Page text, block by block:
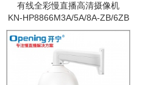
有线全彩慢直播高清摄像机
KN-HP8866M3A/5A/8A-ZB/6ZB